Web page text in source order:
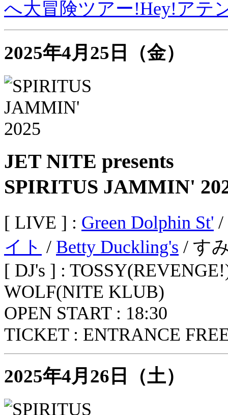
へ大冒険ツアー!Hey!アテ
2025年4月25日（金）
JET NITE presents
SPIRITUS JAMMIN'
[ LIVE ] : Green Dolphin St' /
イト / Betty Duckling's / す
[ DJ's ] :
WOLF(NITE KLUB)
OPEN START : 18:30
TICKET : ENTRANCE
2025年4月26日（土）